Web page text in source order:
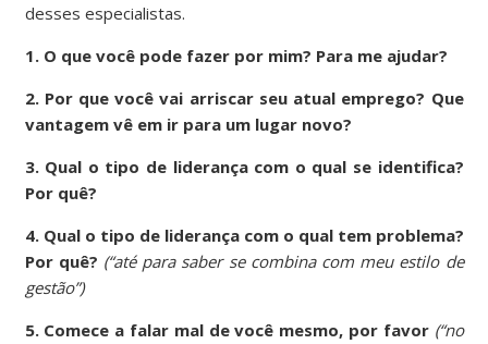
desses especialistas.
1. O que você pode fazer por mim? Para me ajudar?
2. Por que você vai arriscar seu atual emprego? Que
vantagem vê em ir para um lugar novo?
3. Qual o tipo de liderança com o qual se identifica?
Por quê?
4. Qual o tipo de liderança com o qual tem problema?
Por quê? (“até para saber se combina com meu estilo de
gestão”)
5. Comece a falar mal de você mesmo, por favor (“no